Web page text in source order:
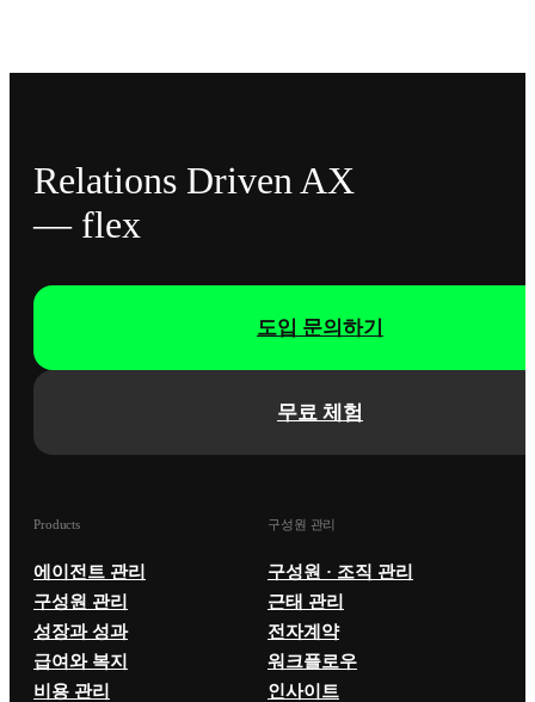
Relations Driven AX
— flex
무료 체험
도입 문의하기
Products
에이전트 관리
구성원 관리
성장과 성과
급여와 복지
비용 관리
구성원 관리
구성원 · 조직 관리
근태 관리
전자계약
워크플로우
인사이트